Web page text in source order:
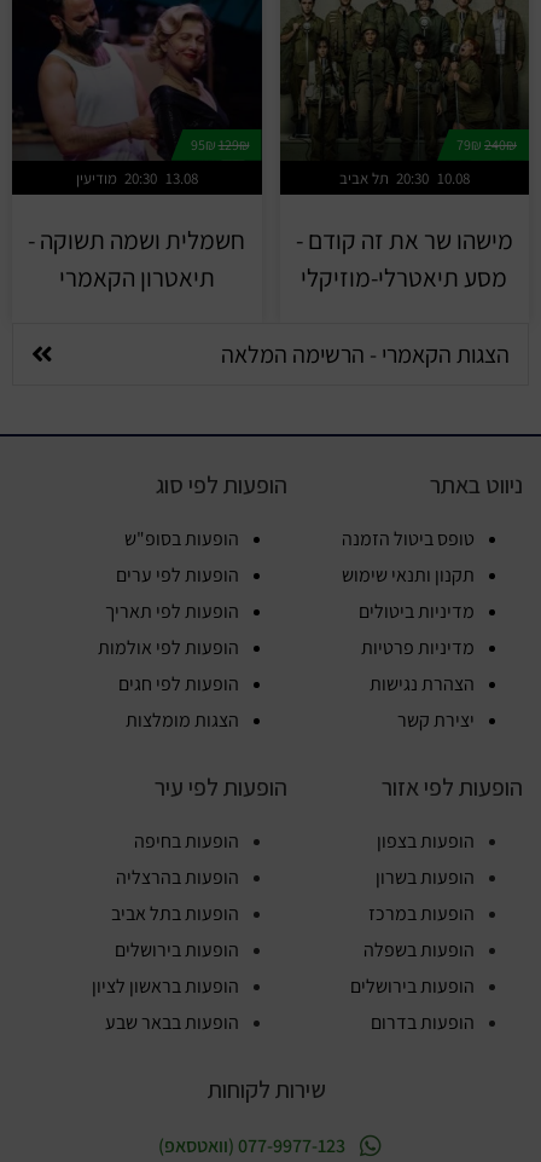
240₪
תל אביב 20:30 10.08
מישהו שר את זה קודם -
מסע תיאטרלי-מוזיקלי
129₪
95₪
מודיעין 20:30 13.08
חשמלית ושמה תשוקה -
תיאטרון הקאמרי
הצגות הקאמרי - הרשימה המלאה
ניווט באתר
טופס ביטול הזמנה
תקנון ותנאי שימוש
מדיניות ביטולים
מדיניות פרטיות
הצהרת נגישות
יצירת קשר
הופעות לפי סוג
הופעות בסופ"ש
הופעות לפי ערים
הופעות לפי תאריך
הופעות לפי אולמות
הופעות לפי חגים
הצגות מומלצות
הופעות לפי אזור
הופעות בצפון
הופעות בשרון
הופעות במרכז
הופעות בשפלה
הופעות בירושלים
הופעות בדרום
הופעות לפי עיר
הופעות בחיפה
הופעות בהרצליה
הופעות בתל אביב
הופעות בירושלים
הופעות בראשון לציון
הופעות בבאר שבע
שירות לקוחות
077-9977-123 (וואטסאפ)